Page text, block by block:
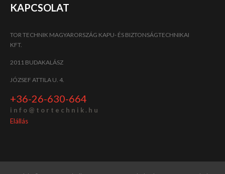
KAPCSOLAT
TOR TECHNIK MAGYARORSZÁG KAPU- ÉS BIZTONSÁGTECHNIKAI
KFT.
2011 BUDAKALÁSZ
JÓZSEF ATTILA U. 4.
+36-26-630-664
i n f o @ t o r t e c h n i k . h u
Elállás